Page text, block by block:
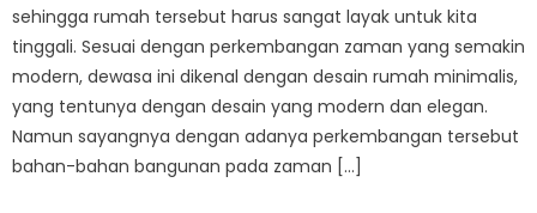
sehingga rumah tersebut harus sangat layak untuk kita
tinggali. Sesuai dengan perkembangan zaman yang semakin
modern, dewasa ini dikenal dengan desain rumah minimalis,
yang tentunya dengan desain yang modern dan elegan.
Namun sayangnya dengan adanya perkembangan tersebut
bahan-bahan bangunan pada zaman […]